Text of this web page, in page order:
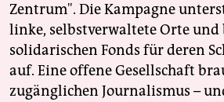
Zentrum". Die Kampagne
linke, selbstverwaltete Orte und
solidarischen Fonds für deren
auf. Eine offene Gesellschaft
zugänglichen Journalismus –